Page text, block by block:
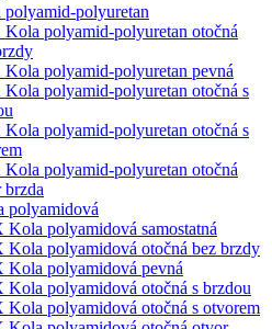
polyuretan
polyamid-polyuretan otočná
polyamid-polyuretan pevná
polyamid-polyuretan otočná s
polyamid-polyuretan otočná s
polyamid-polyuretan otočná
brzda
polyamidová
polyamidová samostatná
Kola polyamidová otočná bez brzdy
Kola polyamidová pevná
polyamidová otočná s brzdou
polyamidová otočná s otvorem